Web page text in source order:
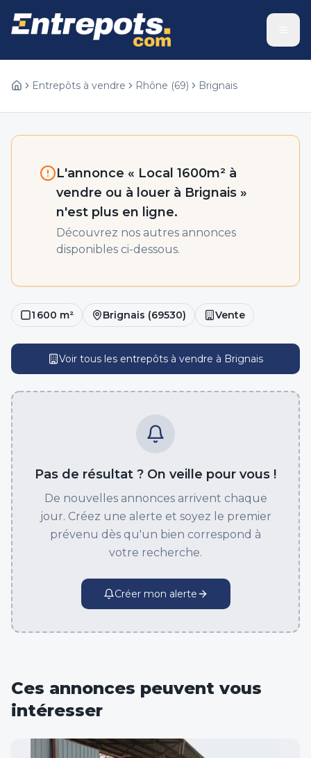
Entrepôts à vendre Rhône (69) Brignais
L'annonce « Local 1600m² à
vendre ou à louer à Brignais »
n'est plus en ligne.
Découvrez nos autres annonces
disponibles ci-dessous.
1 600 m² Brignais (69530) Vente
Voir tous les entrepôts à vendre à Brignais
Pas de résultat ? On veille pour vous !
De nouvelles annonces arrivent chaque
jour. Créez une alerte et soyez le premier
prévenu dès qu'un bien correspond à
votre recherche.
Créer mon alerte
Ces annonces peuvent vous
intéresser